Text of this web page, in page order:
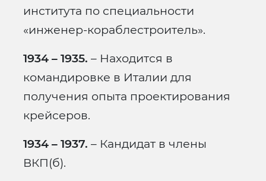
института по специальности
«инженер-кораблестроитель».
1934 – 1935. – Находится в
командировке в Италии для
получения опыта проектирования
крейсеров.
1934 – 1937. – Кандидат в члены
ВКП(б).